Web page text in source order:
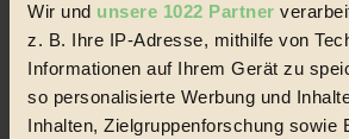
Wir und unsere 1022 Partner
z. B. Ihre IP-Adresse, mithilfe von
Informationen auf Ihrem Gerät zu
so personalisierte Werbung und
Inhalten, Zielgruppenforschung sowie
Social Media
22.601 Fans auf Facebook
3.415 Follower auf Twitter
Folge uns auf Instagram
Themen